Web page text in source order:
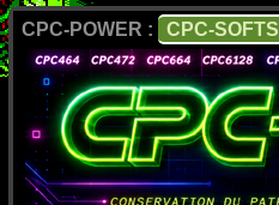
CPC-POWER : CPC-SOFTS